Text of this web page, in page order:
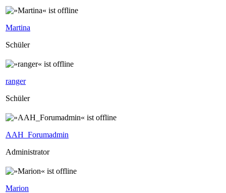
Martina
Schüler
ranger
Schüler
AAH_Forumadmin
Administrator
Marion